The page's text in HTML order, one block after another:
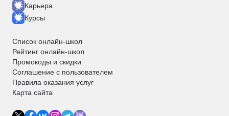
Карьера
Курсы
Список онлайн-школ
Рейтинг онлайн-школ
Промокоды и скидки
Соглашение с пользователем
Правила оказания услуг
Карта сайта